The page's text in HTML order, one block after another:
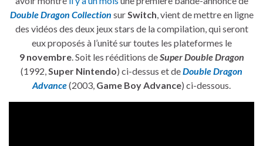
Double Dragon Collection sur Switch , vient de mettre en ligne
des vidéos des deux jeux stars de la compilation, qui seront
eux proposés à l’unité sur toutes les plateformes le
9 novembre. Soit les rééditions deSuper Double Dragon
(1992, Super Nintendo) ci-dessus et deDouble Dragon
Advance(2003, Game Boy Advance) ci-dessous.